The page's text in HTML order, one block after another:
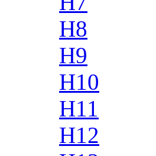
H8
H9
H10
H11
H12